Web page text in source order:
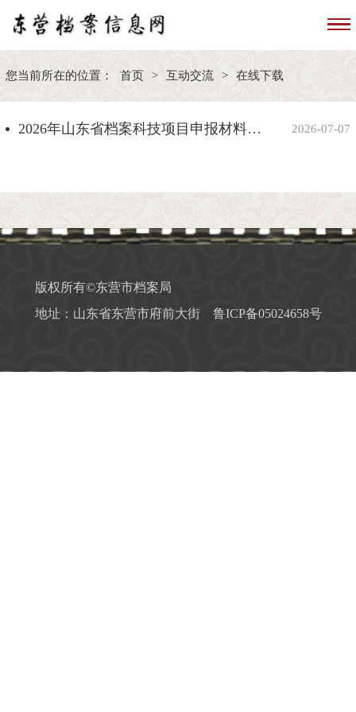
您当前所在的位置： 首页 > 互动交流 > 在线下载
2026年山东省档案科技项目申报材料附件下载 2026-07-07
版权所有©东营市档案局
地址：山东省东营市府前大街
鲁ICP备05024658号